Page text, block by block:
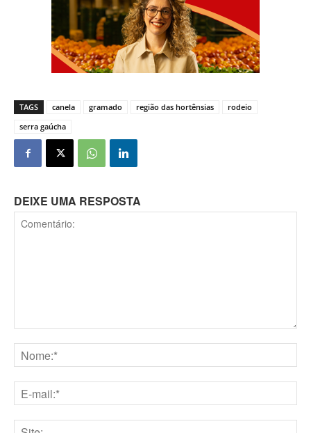
TAGS canela gramado região das hortênsias
rodeio
serra gaúcha
DEIXE UMA RESPOSTA
mail:*